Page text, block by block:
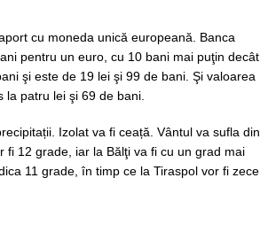
cu moneda unică europeană. Banca
pentru un euro, cu 10 bani mai puţin decât
şi este de 19 lei şi 99 de bani. Şi valoarea
la patru lei şi 69 de bani.
Izolat va fi ceață. Vântul va sufla din
fi 12 grade, iar la Bălţi va fi cu un grad mai
11 grade, în timp ce la Tiraspol vor fi zece